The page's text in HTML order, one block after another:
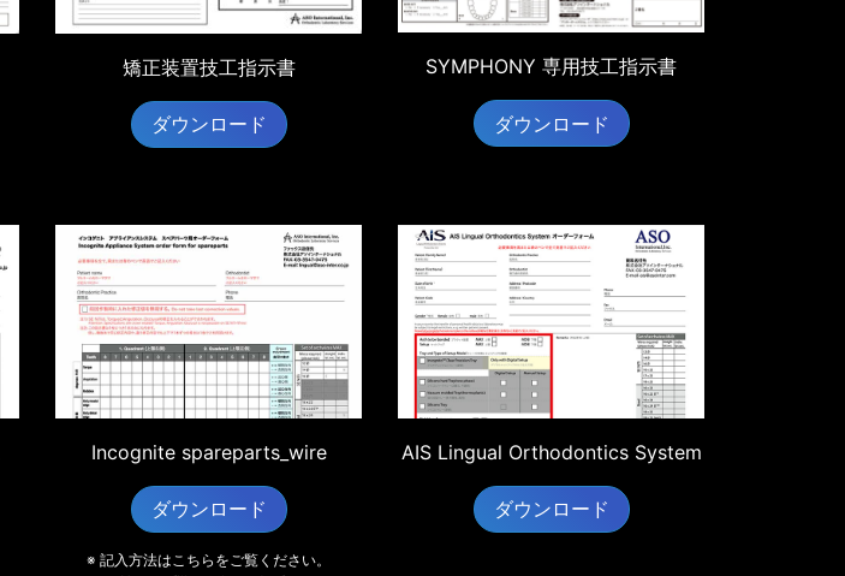
矯正装置技工指示書
ダウンロード
SYMPHONY 専用技工指示書
ダウンロード
Incognite spareparts_wire
ダウンロード
※ 記入方法はこちらをご覧ください。
AIS Lingual Orthodontics System
ダウンロード